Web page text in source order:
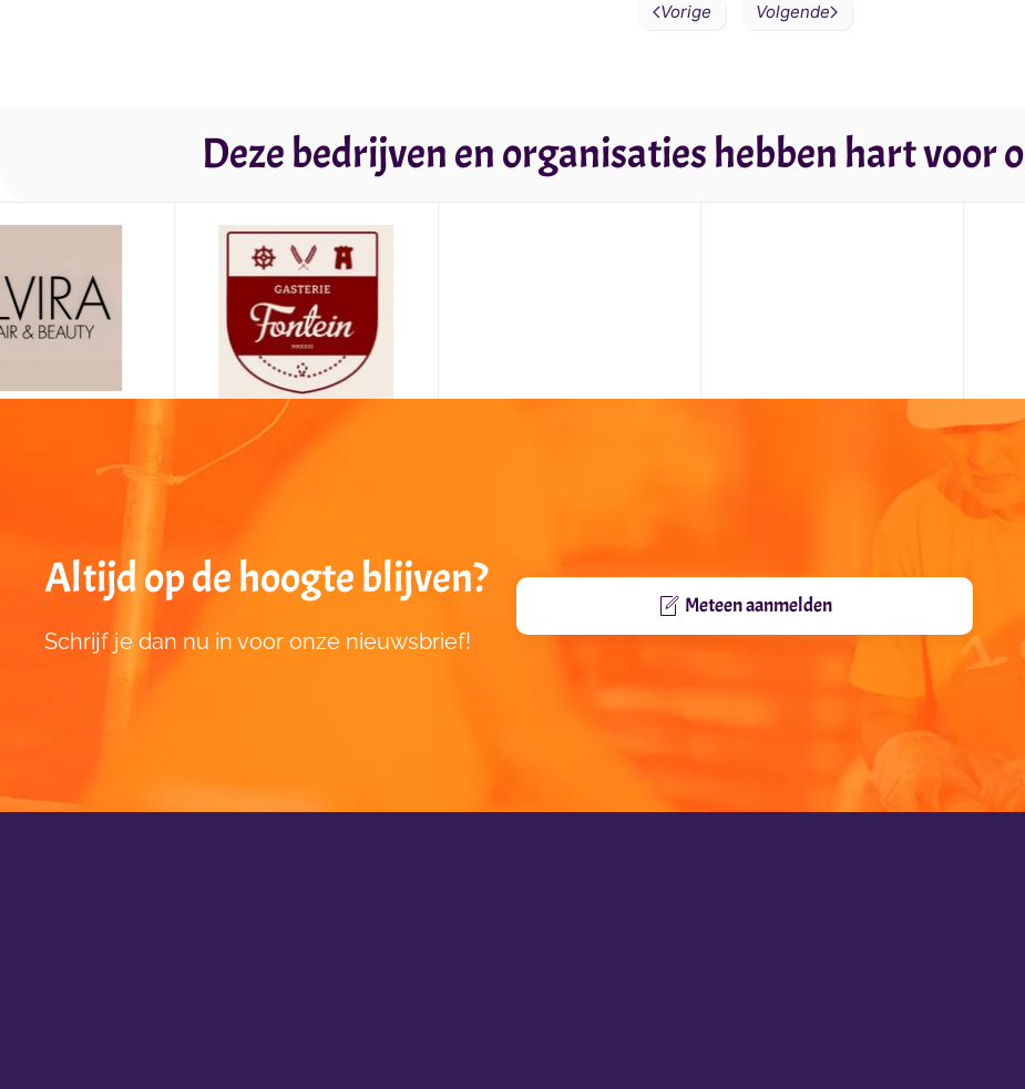
Vorige Volgende
Deze bedrijven en organisaties hebben hart voor
Altijd op de hoogte blijven?
Schrijf je dan nu in voor onze nieuwsbrief!
Meteen aanmelden